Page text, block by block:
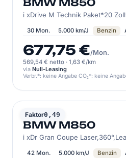
BMW M850
i xDrive M Technik Paket*20
30 Mon. 5.000 km/J Benzin
677,75 €/Mon.
569,54 € netto · 1,63 €/km
via Null-Leasing
Verbr.*: keine Angabe CO₂*: keine
Faktor0,49
BMW
BMW M850
i xDr Gran Coupe
42 Mon. 5.000 km/J Benzin